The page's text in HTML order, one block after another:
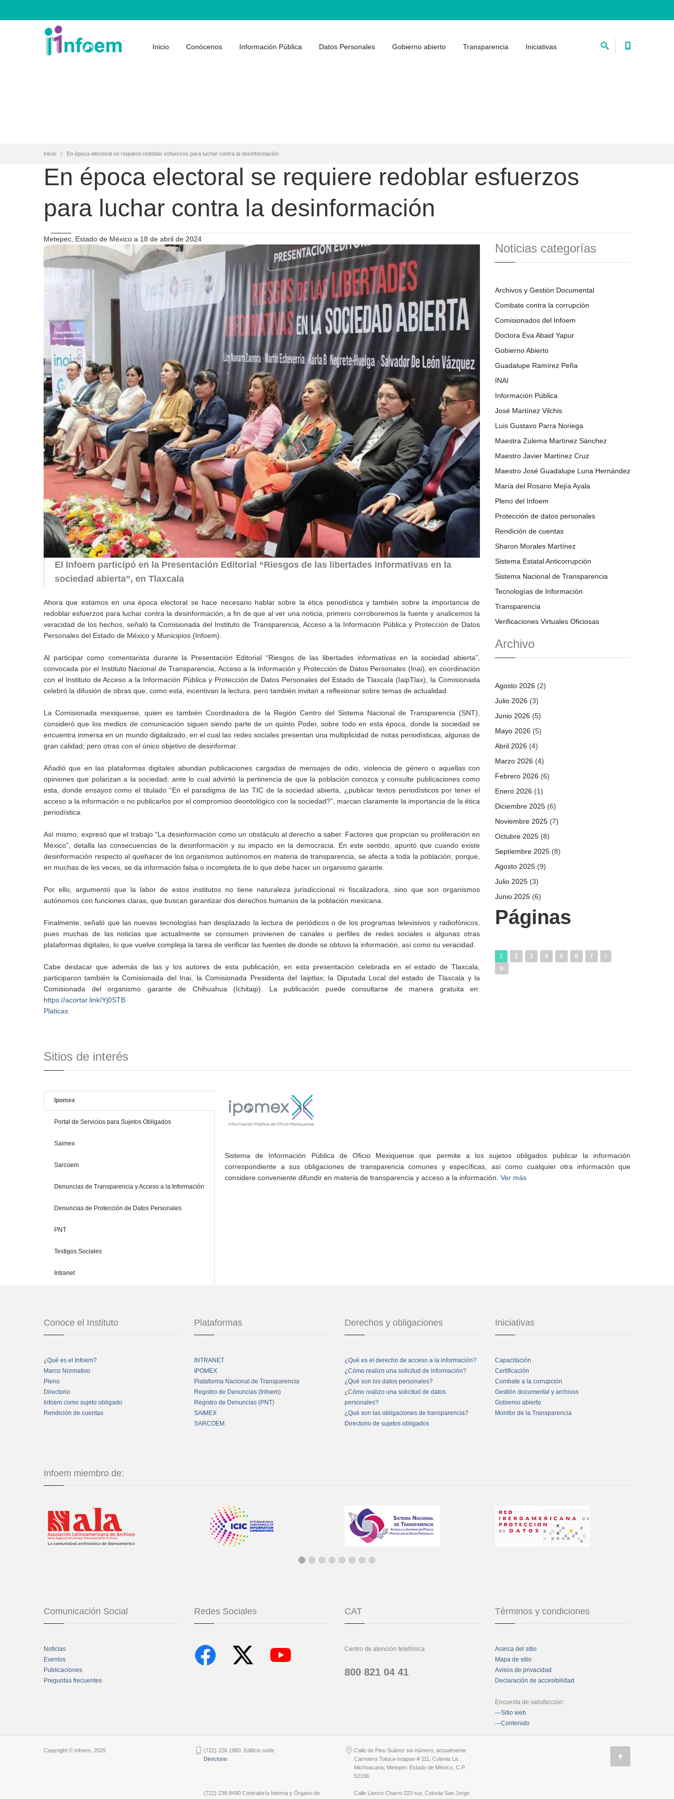
Inicio Conócenos Información Pública Datos Personales Gobierno abierto Transparencia Iniciativas
Inicio En época electoral se requiere redoblar esfuerzos para luchar contra la desinformación
En época electoral se requiere redoblar esfuerzos
para luchar contra la desinformación
Metepec, Estado de México a 18 de abril de 2024
El Infoem participó en la Presentación Editorial “Riesgos de las libertades informativas en la
sociedad abierta”, en Tlaxcala
Ahora que estamos en una época electoral se hace necesario hablar sobre la ética periodística y también sobre la importancia de
redoblar esfuerzos para luchar contra la desinformación, a fin de que al ver una noticia, primero corroboremos la fuente y analicemos la
veracidad de los hechos, señaló la Comisionada del Instituto de Transparencia, Acceso a la Información Pública y Protección de Datos
Personales del Estado de México y Municipios (Infoem).
Al participar como comentarista durante la Presentación Editorial “Riesgos de las libertades informativas en la sociedad abierta”,
convocada por el Instituto Nacional de Transparencia, Acceso a la Información y Protección de Datos Personales (Inai), en coordinación
con el Instituto de Acceso a la Información Pública y Protección de Datos Personales del Estado de Tlaxcala (IaipTlax), la Comisionada
celebró la difusión de obras que, como esta, incentivan la lectura, pero también invitan a reflexionar sobre temas de actualidad.
La Comisionada mexiquense, quien es también Coordinadora de la Región Centro del Sistema Nacional de Transparencia (SNT),
consideró que los medios de comunicación siguen siendo parte de un quinto Poder, sobre todo en esta época, donde la sociedad se
encuentra inmersa en un mundo digitalizado, en el cual las redes sociales presentan una multiplicidad de notas periodísticas, algunas de
gran calidad; pero otras con el único objetivo de desinformar.
Añadió que en las plataformas digitales abundan publicaciones cargadas de mensajes de odio, violencia de género o aquellas con
opiniones que polarizan a la sociedad; ante lo cual advirtió la pertinencia de que la población conozca y consulte publicaciones como
esta, donde ensayos como el titulado “En el paradigma de las TIC de la sociedad abierta, ¿publicar textos periodísticos por tener el
acceso a la información o no publicarlos por el compromiso deontológico con la sociedad?”, marcan claramente la importancia de la ética
periodística.
Así mismo, expresó que el trabajo “La desinformación como un obstáculo al derecho a saber. Factores que propician su proliferación en
México”, detalla las consecuencias de la desinformación y su impacto en la democracia. En este sentido, apuntó que cuando existe
desinformación respecto al quehacer de los organismos autónomos en materia de transparencia, se afecta a toda la población; porque,
en muchas de les veces, se da información falsa o incompleta de lo que debe hacer un organismo garante.
Por ello, argumentó que la labor de estos institutos no tiene naturaleza jurisdiccional ni fiscalizadora, sino que son organismos
autónomos con funciones claras, que buscan garantizar dos derechos humanos de la población mexicana.
Finalmente, señaló que las nuevas tecnologías han desplazado la lectura de periódicos o de los programas televisivos y radiofónicos,
pues muchas de las noticias que actualmente se consumen provienen de canales o perfiles de redes sociales o algunas otras
plataformas digitales, lo que vuelve compleja la tarea de verificar las fuentes de donde se obtuvo la información, así como su veracidad.
Cabe destacar que además de las y los autores de esta publicación, en esta presentación celebrada en el estado de Tlaxcala,
participaron también la Comisionada del Inai, la Comisionada Presidenta del Iaiptlax; la Diputada Local del estado de Tlaxcala y la
Comisionada del organismo garante de Chihuahua (Ichitaip). La publicación puede consultarse de manera gratuita en:
https://acortar.link/Yj0STB
Platicas
Noticias categorías
Archivos y Gestión Documental
Combate contra la corrupción
Comisionados del Infoem
Doctora Eva Abaid Yapur
Gobierno Abierto
Guadalupe Ramírez Peña
INAI
Información Pública
José Martínez Vilchis
Luis Gustavo Parra Noriega
Maestra Zulema Martínez Sánchez
Maestro Javier Martínez Cruz
Maestro José Guadalupe Luna Hernández
María del Rosario Mejía Ayala
Pleno del Infoem
Protección de datos personales
Rendición de cuentas
Sharon Morales Martínez
Sistema Estatal Anticorrupción
Sistema Nacional de Transparencia
Tecnologías de Información
Transparencia
Verificaciones Virtuales Oficiosas
Archivo
Agosto 2026 (2)
Julio 2026 (3)
Junio 2026 (5)
Mayo 2026 (5)
Abril 2026 (4)
Marzo 2026 (4)
Febrero 2026 (6)
Enero 2026 (1)
Diciembre 2025 (6)
Noviembre 2025 (7)
Octubre 2025 (8)
Septiembre 2025 (8)
Agosto 2025 (9)
Julio 2025 (3)
Junio 2025 (6)
Páginas
1 2 3 4 5 6 7
Sitios de interés
Ipomex
Portal de Servicios para Sujetos Obligados
Saimex
Sarcoem
Denuncias de Transparencia y Acceso a la Información
Denuncias de Protección de Datos Personales
PNT
Testigos Sociales
Intranet
Sistema de Información Pública de Oficio Mexiquense que permite a los sujetos obligados publicar la información
correspondiente a sus obligaciones de transparencia comunes y específicas, así como cualquier otra información que
considere conveniente difundir en materia de transparencia y acceso a la información. Ver más
Conoce el Instituto
¿Qué es el Infoem?
Marco Normativo
Pleno
Directorio
Infoem como sujeto obligado
Rendición de cuentas
Plataformas
INTRANET
IPOMEX
Plataforma Nacional de Transparencia
Registro de Denuncias (Infoem)
Registro de Denuncias (PNT)
SAIMEX
SARCOEM
Derechos y obligaciones
¿Qué es el derecho de acceso a la información?
¿Cómo realizo una solicitud de información?
¿Qué son los datos personales?
¿Cómo realizo una solicitud de datos
personales?
¿Qué son las obligaciones de transparencia?
Directorio de sujetos obligados
Iniciativas
Capacitación
Certificación
Combate a la corrupción
Gestión documental y archivos
Gobierno abierto
Monitor de la Transparencia
Infoem miembro de:
Comunicación Social
Noticias
Eventos
Publicaciones
Preguntas frecuentes
Redes Sociales CAT
Centro de atención telefónica
800 821 04 41
Términos y condiciones
Acerca del sitio
Mapa de sitio
Avisos de privacidad
Declaración de accesibilidad
Encuesta de satisfacción:
---Sitio web
---Contenido
Copyright © Infoem, 2025
(722) 226 1980. Edificio sede
Directorio
(722) 238 8490 Contraloría Interna y Órgano de
Calle de Pino Suárez sin número, actualmente
Carretera Toluca-Ixtapan # 111, Colonia La
Michoacana; Metepec Estado de México, C.P.
52166
Calle Lienzo Charro 223 sur, Colonia San Jorge